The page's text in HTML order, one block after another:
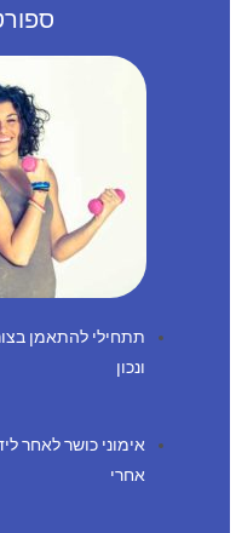
תתחילי להתאמן
ונכון
אחרי